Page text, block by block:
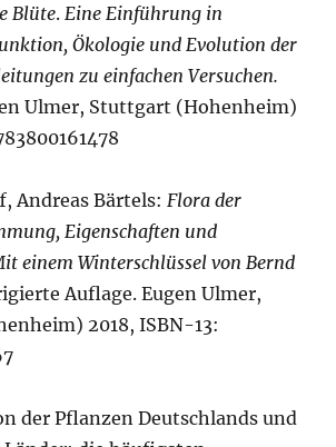
Blüte. Eine Einführung in
Ökologie und Evolution der
zu einfachen Versuchen.
Ulmer, Stuttgart (Hohenheim)
Andreas Bärtels: Flora der
Eigenschaften und
einem Winterschlüssel von Bernd
Auflage. Eugen Ulmer,
2018, ISBN-13:
der Pflanzen Deutschlands und